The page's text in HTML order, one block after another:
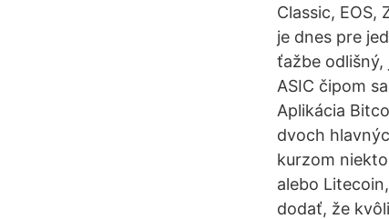
Classic,
je dnes pre
ťažbe
ASIC čipom
Aplikácia
dvoch
kurzom
alebo
dodať, že